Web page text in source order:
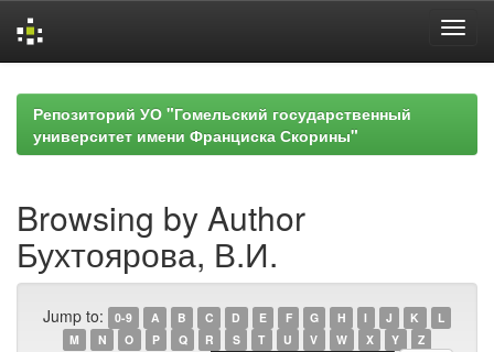
navigationРепозиторий УО "Гомельский государственный
университет имени Франциска Скорины"
Browsing by Author
Бухтоярова, В.И.
Jump to: 0-9 A B C D E F G H I J K
L
M
N O P Q R S T U V W X Y Z